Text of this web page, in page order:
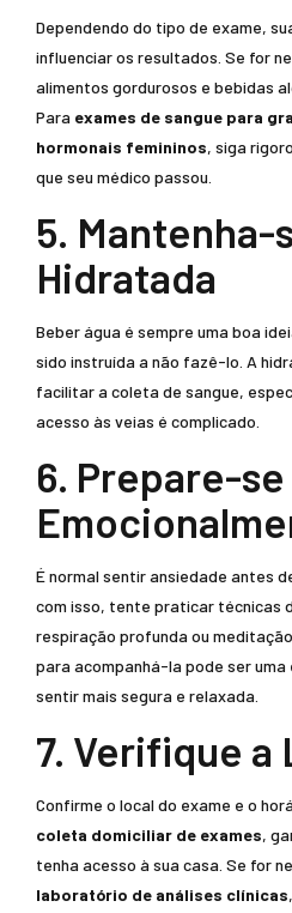
Dependendo do tipo de exame,
influenciar os resultados. Se for
alimentos gordurosos e bebidas
Para exames de sangue para
hormonais femininos, siga
que seu médico passou.
5. Mantenha-
Hidratada
Beber água é sempre uma boa
sido instruída a não fazê-lo. A
facilitar a coleta de sangue,
acesso às veias é complicado.
6. Prepare-se
É normal sentir ansiedade antes
com isso, tente praticar técnicas
respiração profunda ou
para acompanhá-la pode ser
sentir mais segura e relaxada.
7. Verifique a
Confirme o local do exame e o
coleta domiciliar de exames,
tenha acesso à sua casa. Se for
laboratório de análises clínicas